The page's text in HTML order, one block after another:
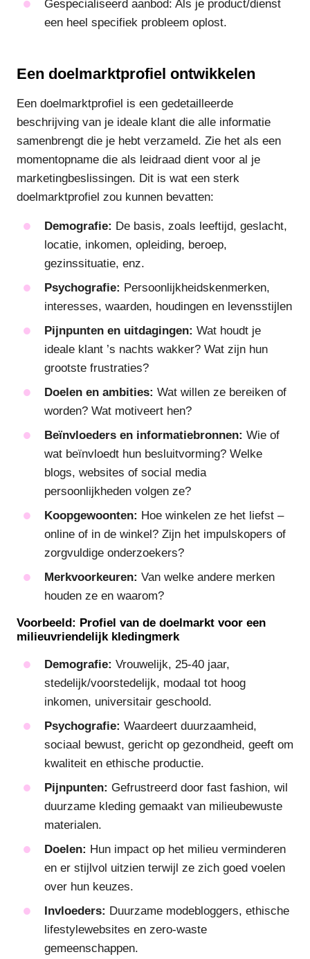
Gespecialiseerd aanbod: Als je product/dienst
een heel specifiek probleem oplost.
Een doelmarktprofiel ontwikkelen
Een doelmarktprofiel is een gedetailleerde
beschrijving van je ideale klant die alle informatie
samenbrengt die je hebt verzameld. Zie het als een
momentopname die als leidraad dient voor al je
marketingbeslissingen. Dit is wat een sterk
doelmarktprofiel zou kunnen bevatten:
Demografie: De basis, zoals leeftijd, geslacht,
locatie, inkomen, opleiding, beroep,
gezinssituatie, enz.
Psychografie: Persoonlijkheidskenmerken,
interesses, waarden, houdingen en levensstijlen
Pijnpunten en uitdagingen: Wat houdt je
ideale klant ’s nachts wakker? Wat zijn hun
grootste frustraties?
Doelen en ambities: Wat willen ze bereiken of
worden? Wat motiveert hen?
Beïnvloeders en informatiebronnen: Wie of
wat beïnvloedt hun besluitvorming? Welke
blogs, websites of social media
persoonlijkheden volgen ze?
Koopgewoonten: Hoe winkelen ze het liefst –
online of in de winkel? Zijn het impulskopers of
zorgvuldige onderzoekers?
Merkvoorkeuren: Van welke andere merken
houden ze en waarom?
Voorbeeld: Profiel van de doelmarkt voor een
milieuvriendelijk kledingmerk
Demografie: Vrouwelijk, 25-40 jaar,
stedelijk/voorstedelijk, modaal tot hoog
inkomen, universitair geschoold.
Psychografie: Waardeert duurzaamheid,
sociaal bewust, gericht op gezondheid, geeft om
kwaliteit en ethische productie.
Pijnpunten: Gefrustreerd door fast fashion, wil
duurzame kleding gemaakt van milieubewuste
materialen.
Doelen: Hun impact op het milieu verminderen
en er stijlvol uitzien terwijl ze zich goed voelen
over hun keuzes.
Invloeders: Duurzame modebloggers, ethische
lifestylewebsites en zero-waste
gemeenschappen.